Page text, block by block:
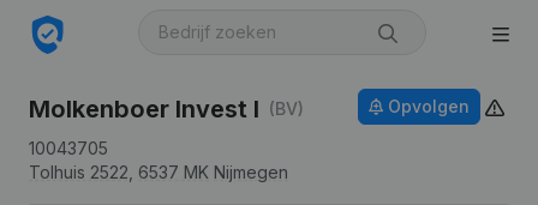
Molkenboer Invest I (BV)
10043705
Tolhuis 2522, 6537 MK Nijmegen
Opvolgen